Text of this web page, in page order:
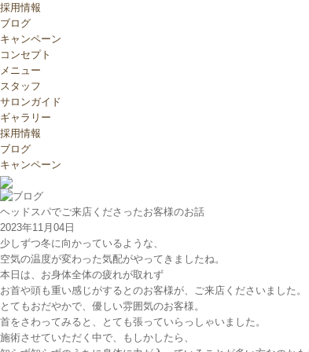
採用情報
ブログ
キャンペーン
コンセプト
メニュー
スタッフ
サロンガイド
ギャラリー
採用情報
ブログ
キャンペーン
ヘッドスパでご来店くださったお客様のお話
2023年11月04日
少しずつ冬に向かっているような、
空気の温度が変わった気配がやってきましたね。
本日は、お身体全体の疲れが取れず
お首や頭も重い感じがするとのお客様が、ご来店くださいました。
とてもおだやかで、優しい雰囲気のお客様。
首をさわってみると、とても張っていらっしゃいました。
施術させていただく中で、もしかしたら、